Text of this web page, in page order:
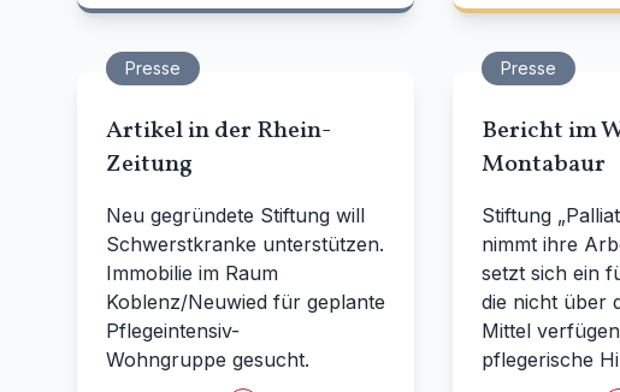
Presse
Artikel in der Rhein-
Zeitung
Neu gegründete Stiftung will
Schwerstkranke unterstützen.
Immobilie im Raum
Koblenz/Neuwied für geplante
Pflegeintensiv-
Wohngruppe gesucht.
Presse
Bericht im
Montabaur
Stiftung
nimmt ihre
setzt sich ein
die nicht über
Mittel
pflegerische